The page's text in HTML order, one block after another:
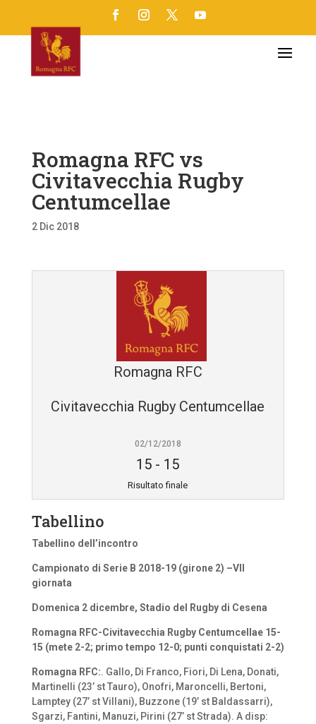
Romagna RFC vs
Civitavecchia Rugby
Centumcellae
2 Dic 2018
Romagna RFC
Civitavecchia Rugby Centumcellae
02/12/2018
15 - 15
Risultato finale
Tabellino
Tabellino dell’incontro
Campionato di Serie B 2018-19 (girone 2) –VII
giornata
Domenica 2 dicembre, Stadio del Rugby di Cesena
Romagna RFC-Civitavecchia Rugby Centumcellae 15-
15 (mete 2-2; primo tempo 12-0; punti conquistati 2-2)
Romagna RFC:. Gallo, Di Franco, Fiori, Di Lena, Donati,
Martinelli (23’ st Tauro), Onofri, Maroncelli, Bertoni,
Lamptey (27’ st Villani), Buzzone (19’ st Baldassarri),
Sgarzi, Fantini, Manuzi, Pirini (27’ st Strada). A disp: